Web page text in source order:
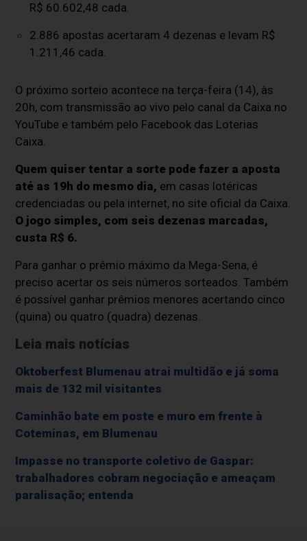
R$ 60.602,48 cada.
2.886 apostas acertaram 4 dezenas e levam R$
1.211,46 cada.
O próximo sorteio acontece na terça-feira (14), às
20h, com transmissão ao vivo pelo canal da Caixa no
YouTube e também pelo Facebook das Loterias
Caixa.
Quem quiser tentar a sorte pode fazer a aposta
até as 19h do mesmo dia, em casas lotéricas
credenciadas ou pela internet, no site oficial da Caixa.
O jogo simples, com seis dezenas marcadas,
custa R$ 6.
Para ganhar o prêmio máximo da Mega-Sena, é
preciso acertar os seis números sorteados. Também
é possível ganhar prêmios menores acertando cinco
(quina) ou quatro (quadra) dezenas.
Leia mais notícias
Oktoberfest Blumenau atrai multidão e já soma
mais de 132 mil visitantes
Caminhão bate em poste e muro em frente à
Coteminas, em Blumenau
Impasse no transporte coletivo de Gaspar:
trabalhadores cobram negociação e ameaçam
paralisação; entenda